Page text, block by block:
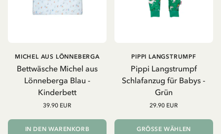
Bettwäsche Michel aus
Lönneberga Blau -
Kinderbett
MICHEL AUS LÖNNEBERGA
39.90 EUR
IN DEN WARENKORB
Pippi Langstrumpf
Schlafanzug für Babys -
Grün
PIPPI LANGSTRUMPF
29.90 EUR
GRÖSSE WÄHLEN